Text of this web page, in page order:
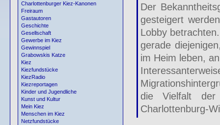
Charlottenburger Kiez-Kanonen
Freiraum
Gastautoren
Geschichte
Gesellschaft
Gewerbe im Kiez
Gewinnspiel
Grabowskis Katze
Kiez
Kiezfundstücke
KiezRadio
Kiezreportagen
Kinder und Jugendliche
Kunst und Kultur
Mein Kiez
Menschen im Kiez
Netzfundstücke
Der
gesteigert
Lobby
gerade
im Heim leben,
die Vielfalt der
Charlottenburg-